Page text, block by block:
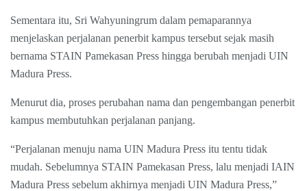
Sementara itu, Sri Wahyuningrum dalam pemaparannya
menjelaskan perjalanan penerbit kampus tersebut sejak masih
bernama STAIN Pamekasan Press hingga berubah menjadi UIN
Madura Press.
Menurut dia, proses perubahan nama dan pengembangan penerbit
kampus membutuhkan perjalanan panjang.
“Perjalanan menuju nama UIN Madura Press itu tentu tidak
mudah. Sebelumnya STAIN Pamekasan Press, lalu menjadi IAIN
Madura Press sebelum akhirnya menjadi UIN Madura Press,”